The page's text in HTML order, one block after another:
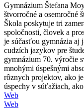
Gymnázium Štefana
štvorročné a osemročné
Škola poskytuje tri
spoločnosti, človek a
je súčasťou gymnázia aj
cudzích jazykov pre
gymnázium 70. výročie
mnohými úspešnými
rôznych projektov, ako
úspechy v súťažiach,
Web
Web